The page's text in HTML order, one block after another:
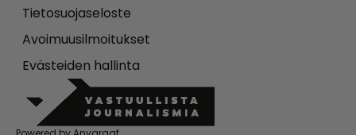
Tietosuojaseloste
Avoimuusilmoitukset
Evästeiden hallinta